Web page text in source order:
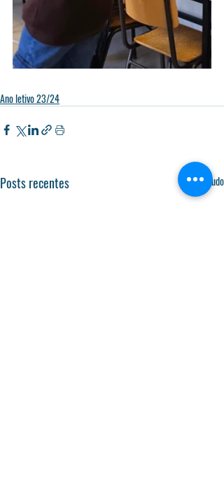
Ano letivo 23/24
Posts recentes Ver tudo